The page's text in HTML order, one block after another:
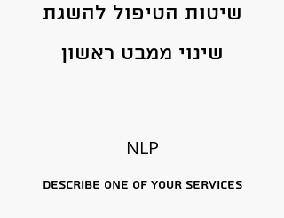
שיטות הטיפול להשגת
שינוי ממבט ראשון
NLP
Describe one of your services